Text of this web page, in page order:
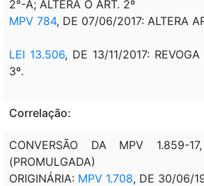
2°-A; ALTERA O ART. 2º
MPV 784, DE 07/06/2017: ALTERA
LEI 13.506, DE 13/11/2017:
3º.
Correlação:
CONVERSÃO DA MPV 1.859-
(PROMULGADA)
ORIGINÁRIA: MPV 1.708, DE 30/06/